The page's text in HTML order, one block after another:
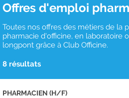
Offres d'emploi
Toutes nos offres des métiers de la
pharmacie d'officine, en laboratoire
longpont grâce à Club Officine.
8 résultats
PHARMACIEN (H/F)